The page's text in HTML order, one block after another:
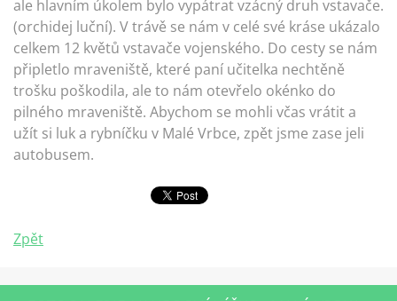
ale hlavním úkolem bylo vypátrat vzácný druh vstavače.
(orchidej luční). V trávě se nám v celé své kráse ukázalo
celkem 12 květů vstavače vojenského. Do cesty se nám
připletlo mraveniště, které paní učitelka nechtěně
trošku poškodila, ale to nám otevřelo okénko do
pilného mraveniště. Abychom se mohli včas vrátit a
užít si luk a rybníčku v Malé Vrbce, zpět jsme zase jeli
autobusem.
Zpět